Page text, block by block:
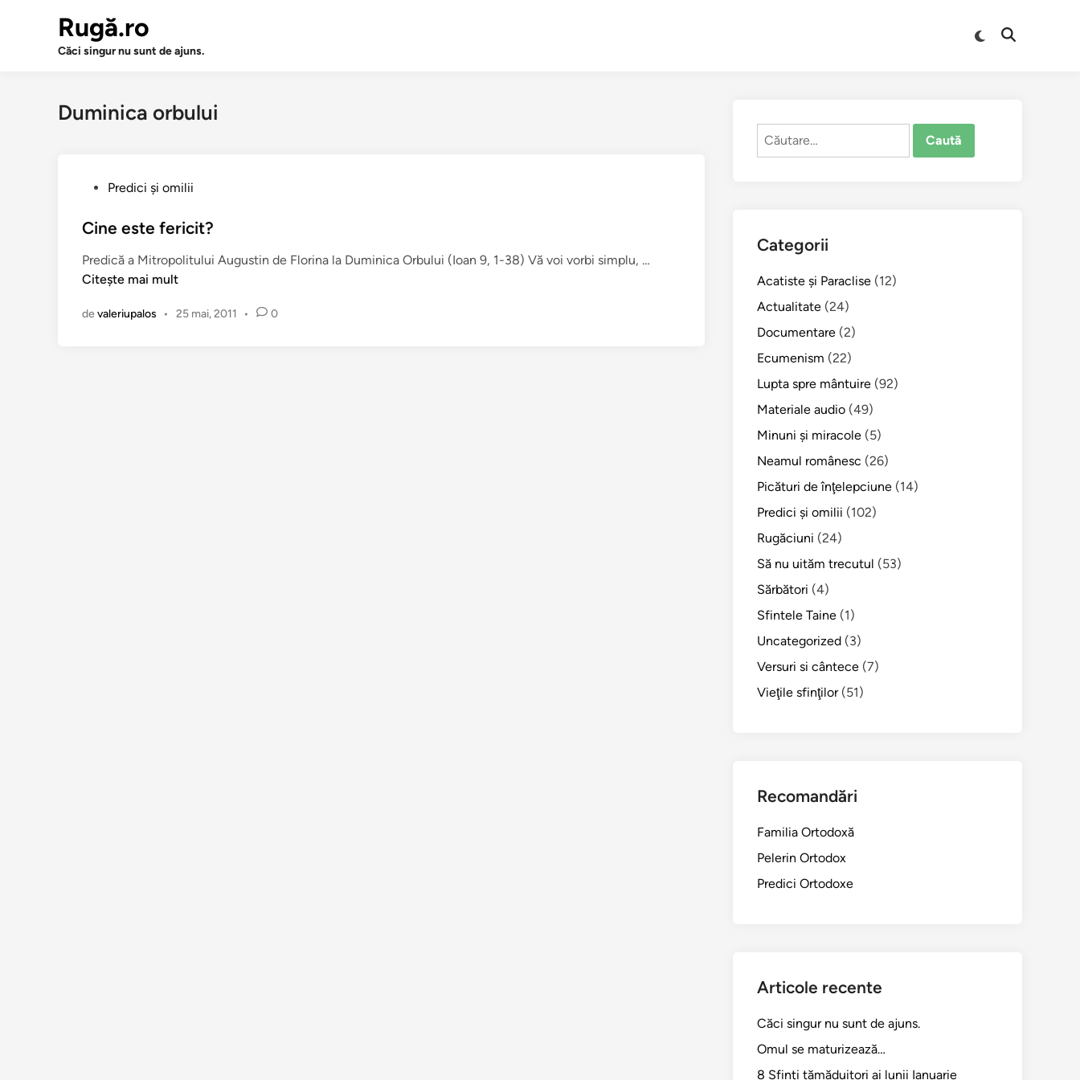
Rugă.ro
Căci singur nu sunt de ajuns.
ComutăDeschide
Duminica orbului
b
i
c
t
Predici şi omilii
Cine este fericit?
Predică a Mitropolitului Augustin de Florina la Duminica Orbului (Ioan 9, 1-38) Vă voi vorbi simplu, …
Citește mai mult
devaleriupalos • 25 mai, 2011 • 0
Caută
Categorii
Acatiste şi Paraclise (12)
Actualitate (24)
Documentare (2)
Ecumenism (22)
Lupta spre mântuire (92)
Materiale audio (49)
Minuni şi miracole (5)
Neamul românesc (26)
Picături de înţelepciune (14)
Predici şi omilii (102)
Rugăciuni (24)
Să nu uităm trecutul (53)
Sărbători (4)
Sfintele Taine (1)
Uncategorized (3)
Versuri si cântece (7)
Vieţile sfinţilor(51)
Recomandări
Familia Ortodoxă
Pelerin Ortodox
Predici Ortodoxe
Articole recente
Căci singur nu sunt de ajuns.
Omul se maturizează…
8 Sfinți tămăduitori ai lunii Ianuarie